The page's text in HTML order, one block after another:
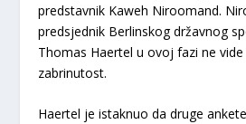
predstavnik Kaweh Niroomand.
predsjednik Berlinskog državnog
Thomas Haertel u ovoj fazi ne
zabrinutost.
Haertel je istaknuo da druge